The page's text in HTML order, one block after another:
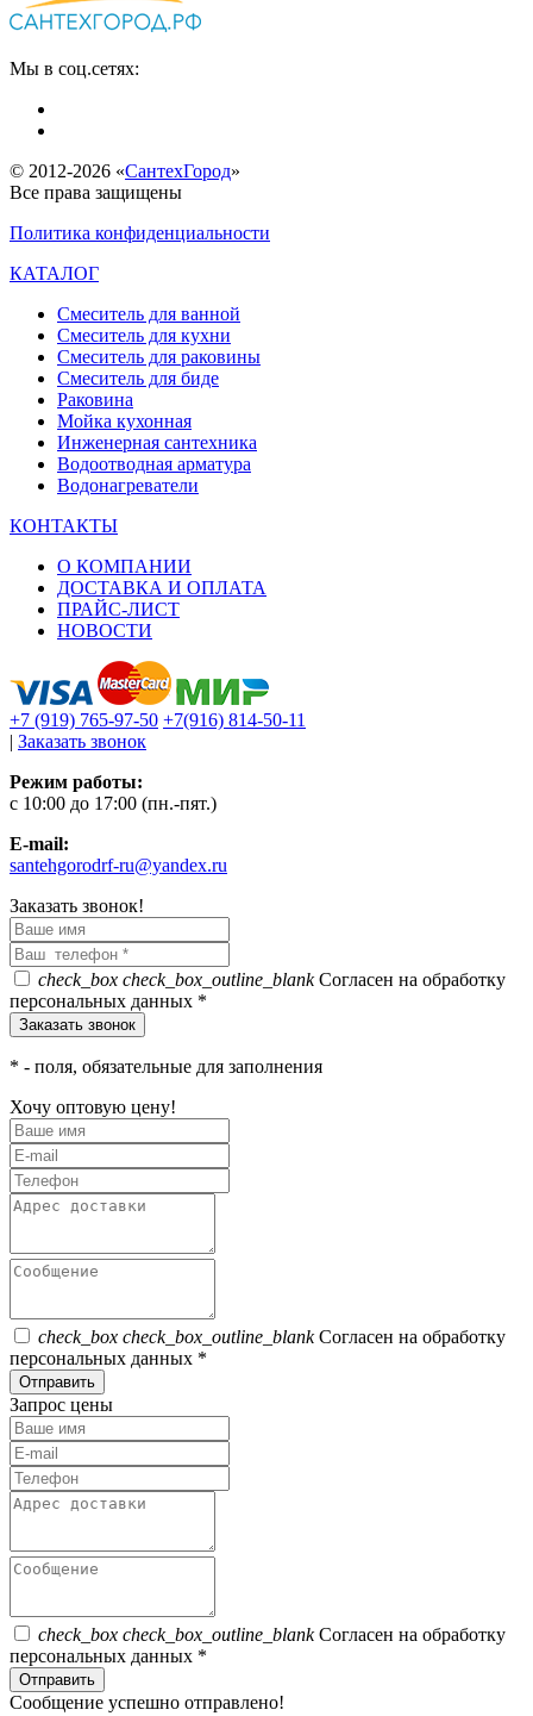
Мы в соц.сетях:
© 2012-2026 «СантехГород»
Все права защищены
Политика конфиденциальности
КАТАЛОГ
Смеситель для ванной
Смеситель для кухни
Смеситель для раковины
Смеситель для биде
Раковина
Мойка кухонная
Инженерная сантехника
Водоотводная арматура
Водонагреватели
КОНТАКТЫ
О КОМПАНИИ
ДОСТАВКА И ОПЛАТА
ПРАЙС-ЛИСТ
НОВОСТИ
+7 (919) 765-97-50 +7(916) 814-50-11
| Заказать звонок
Режим работы:
c 10:00 до 17:00 (пн.-пят.)
E-mail:
santehgorodrf-ru@yandex.ru
Заказать звонок!
check_box check_box_outline_blankСогласен на обработку
персональных данных *
* - поля, обязательные для заполнения
Хочу оптовую цену!
check_box check_box_outline_blankСогласен на обработку
персональных данных *
Отправить
Запрос цены
check_box check_box_outline_blankСогласен на обработку
персональных данных *
Отправить
Сообщение успешно отправлено!